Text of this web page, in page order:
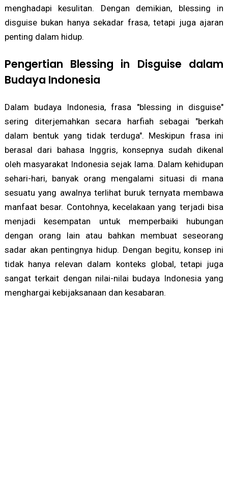
menghadapi kesulitan. Dengan demikian, blessing in
disguise bukan hanya sekadar frasa, tetapi juga ajaran
penting dalam hidup.
Pengertian Blessing in Disguise dalam
Budaya Indonesia
Dalam budaya Indonesia, frasa "blessing in disguise"
sering diterjemahkan secara harfiah sebagai "berkah
dalam bentuk yang tidak terduga". Meskipun frasa ini
berasal dari bahasa Inggris, konsepnya sudah dikenal
oleh masyarakat Indonesia sejak lama. Dalam kehidupan
sehari-hari, banyak orang mengalami situasi di mana
sesuatu yang awalnya terlihat buruk ternyata membawa
manfaat besar. Contohnya, kecelakaan yang terjadi bisa
menjadi kesempatan untuk memperbaiki hubungan
dengan orang lain atau bahkan membuat seseorang
sadar akan pentingnya hidup. Dengan begitu, konsep ini
tidak hanya relevan dalam konteks global, tetapi juga
sangat terkait dengan nilai-nilai budaya Indonesia yang
menghargai kebijaksanaan dan kesabaran.